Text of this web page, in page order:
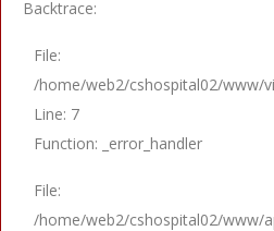
Backtrace:
File:
/home/web2/cshospital02/www/
Line: 7
Function: _error_handler
File:
/home/web2/cshospital02/www/